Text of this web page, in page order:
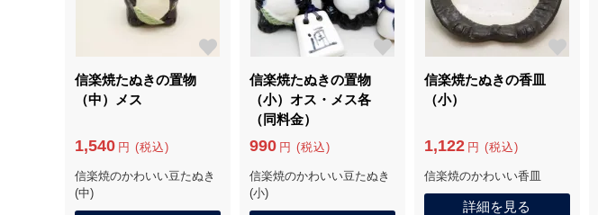
信楽焼たぬきの置物
（中）メス
1,540 円 (税込)
信楽焼のかわいい豆たぬき
(中)
信楽焼たぬきの置物
（小）オス・メス各
（同料金）
990 円 (税込)
信楽焼のかわいい豆たぬき
(小)
信楽焼たぬきの香皿
（小）
1,122 円 (税込)
信楽焼のかわいい香皿
詳細を見る